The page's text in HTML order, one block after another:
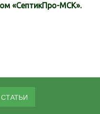
«СептикПро-МСК».
СТАТЬИ